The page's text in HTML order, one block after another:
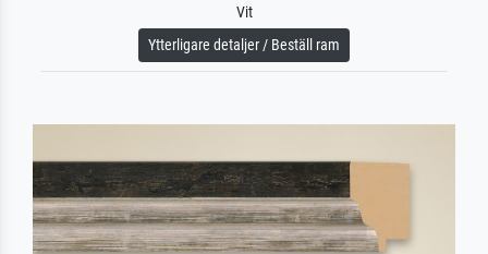
Vit
Ytterligare detaljer / Beställ ram